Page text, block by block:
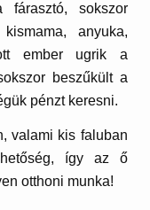
sokszor
anyuka,
ember ugrik a
beszűkült a
pénzt keresni.
valami kis faluban
így az ő
otthoni munka!